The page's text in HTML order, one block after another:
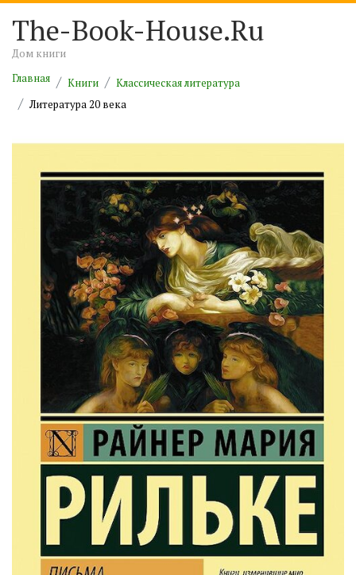
The-Book-House.Ru
Дом книги
Главная
Книги
Классическая литература
Литература 20 века